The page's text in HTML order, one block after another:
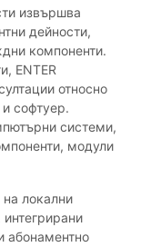
извършва
дейности,
компоненти.
ENTER
относно
софтуер.
системи,
модули
локални
абонаментно